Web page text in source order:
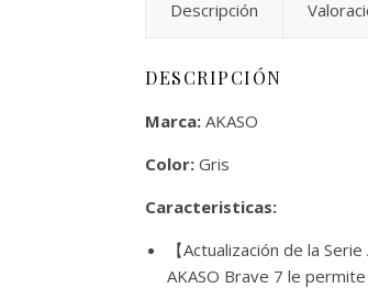
Descripción
DESCRIPCIÓN
Marca: AKASO
Color: Gris
Caracteristicas:
【Actualización de la
AKASO Brave 7 le